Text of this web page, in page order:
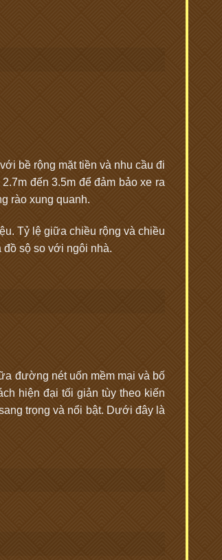
bề rộng mặt tiền và nhu cầu đi
đến 3.5m để đảm bảo xe ra
rào xung quanh.
Tỷ lệ giữa chiều rộng và chiều
đồ sộ so với ngôi nhà.
đường nét uốn mềm mại và bố
hiện đại tối giản tùy theo kiến
trọng và nổi bật. Dưới đây là